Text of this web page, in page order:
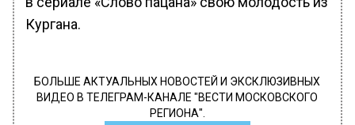
Кургана.
БОЛЬШЕ АКТУАЛЬНЫХ НОВОСТЕЙ И ЭКСКЛЮЗИВНЫХ
ВИДЕО В ТЕЛЕГРАМ-КАНАЛЕ "ВЕСТИ МОСКОВСКОГО
РЕГИОНА".